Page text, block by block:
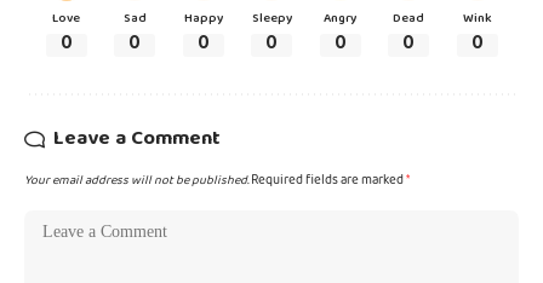
Love
0
Sad
0
Happy
0
Sleepy
0
Angry
0
Dead
0
Wink
0
Leave a Comment
Your email address will not be published.Required fields are marked*